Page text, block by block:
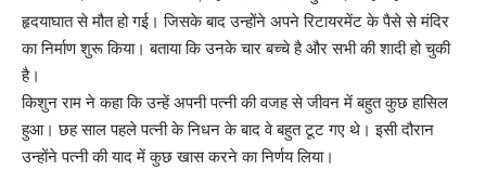
हृदयाघात से मौत हो गई। जिसके बाद उन्होंने अपने रिटायरमेंट के पैसे से मंदिर
का निर्माण शुरू किया। बताया कि उनके चार बच्चे है और सभी की शादी हो चुकी
है।
किशुन राम ने कहा कि उन्हें अपनी पत्नी की वजह से जीवन में बहुत कुछ हासिल
हुआ। छह साल पहले पत्नी के निधन के बाद वे बहुत टूट गए थे। इसी दौरान
उन्होंने पत्नी की याद में कुछ खास करने का निर्णय लिया।